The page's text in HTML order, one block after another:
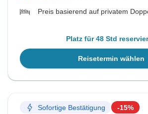
Preis basierend auf privatem
Platz für 48 Std
Reisetermin wählen
Sofortige Bestätigung -15%